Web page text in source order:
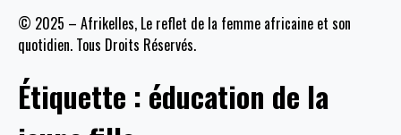
© 2025 – Afrikelles, Le reflet de la femme africaine et son
quotidien. Tous Droits Réservés.
Étiquette : éducation de la